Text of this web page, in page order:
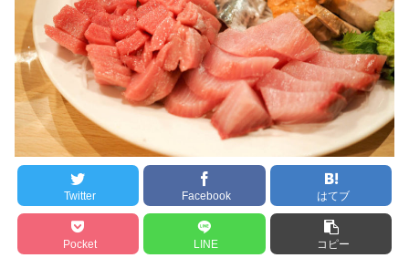
Twitter Facebook はてブ
Pocket LINE コピー